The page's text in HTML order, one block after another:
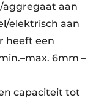
aggregaat aan
elektrisch aan
heeft een
6mm –
capaciteit tot